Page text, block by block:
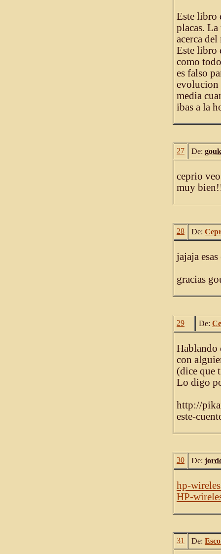
Este libro
placas. La
acerca
Este libro
como
es falso
evolucion
media
ibas a la
27 De:
ceprio
muy
28 De:
jajaja
gracias
29 De:
Hablando
con
(dice que
Lo digo
http://
este-
30 De:
hp-
HP-
31 De: